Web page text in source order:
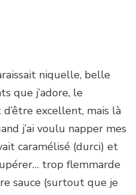
niquelle, belle
que j’adore, le
excellent, mais là
j’ai voulu napper mes
caramélisé (durci) et
trop flemmarde
sauce (surtout que je